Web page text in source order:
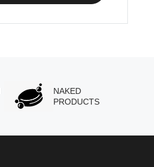
NAKED
PRODUCTS